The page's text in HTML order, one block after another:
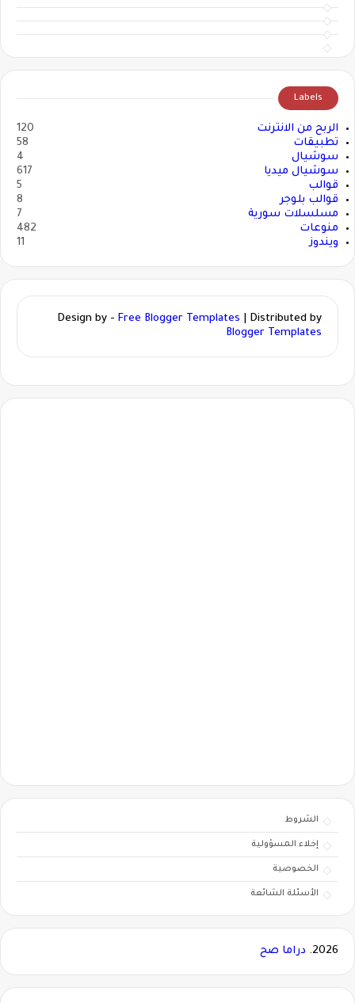
Labels
الربح من الانترنت
120
تطبيقات
58
سوشيال
4
سوشيال ميديا
617
قوالب
5
قوالب بلوجر
8
مسلسلات سورية
7
منوعات
482
ويندوز
11
Design by - Free Blogger Templates | Distributed by
Blogger Templates
الشروط
إخلاء المسؤولية
الخصوصية
الأسئلة الشائعة
2026. دراما صح